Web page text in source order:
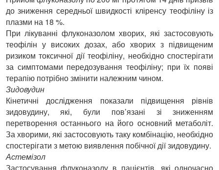
до зниження середньої швидкості кліренсу теофіліну із
плазми на 18 %.
При лікуванні флуконазолом хворих, які застосовують
теофілін у високих дозах, або хворих з підвищеним
ризиком токсичної дії теофіліну, необхідно спостерігати
за симптомами передозування теофіліну; при їх появі
терапію потрібно змінити належним чином.
Зидовудин
Кінетичні дослідження показали підвищення рівнів
зидовудину, які, були пов’язані зі зниженням
перетворення останнього на його основний метаболіт.
За хворими, які застосовують таку комбінацію, необхідно
спостерігати з метою виявлення побічної дії зидовудину.
Астемізол
Застосування флуконазолу в пацієнтів, які одночасно